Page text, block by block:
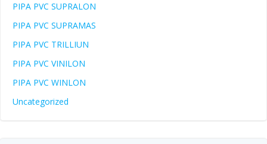
PIPA PVC SUPRALON
PIPA PVC SUPRAMAS
PIPA PVC TRILLIUN
PIPA PVC VINILON
PIPA PVC WINLON
Uncategorized